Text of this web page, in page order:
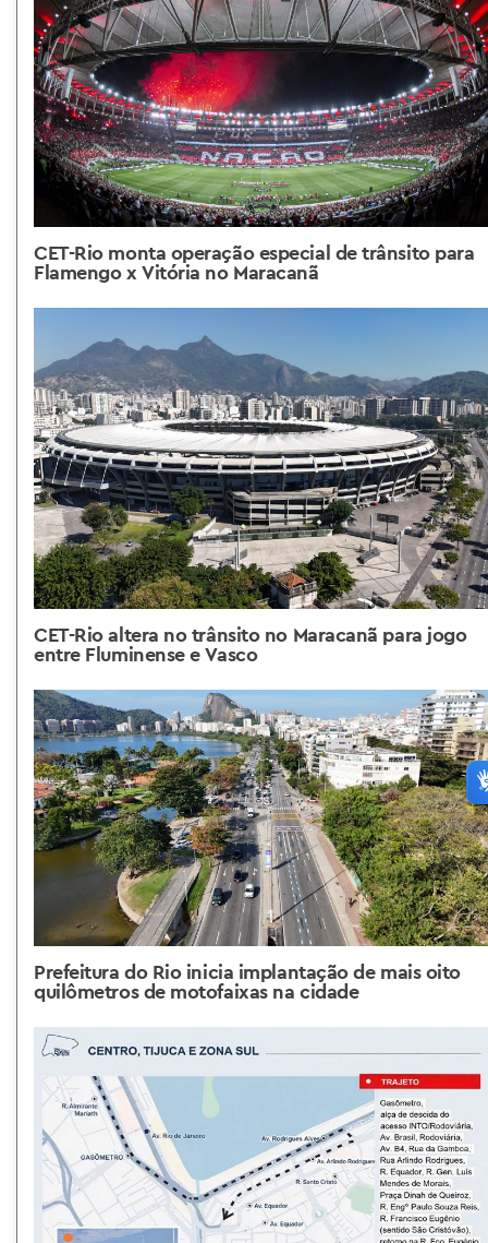
CET-Rio monta operação especial de trânsito para
Flamengo x Vitória no Maracanã
CET-Rio altera no trânsito no Maracanã para jogo
entre Fluminense e Vasco
Prefeitura do Rio inicia implantação de mais oito
quilômetros de motofaixas na cidade